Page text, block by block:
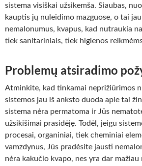
sistema visiškai užsikemša. Siaubas,
kauptis jų nuleidimo mazguose, o tai
nemalonumus, kvapus, kad nutraukia
tiek sanitariniais, tiek higienos
Problemų atsiradimo
Atminkite, kad tinkamai neprižiūrimos
sistemos jau iš anksto duoda apie tai
sistema nėra permatoma ir Jūs
užsikišimai prasidėję. Todėl, jeigu
procesai, organiniai, tiek cheminiai
vamzdynus, Jūs pradėsite jausti
nėra kakučio kvapo, nes yra dar